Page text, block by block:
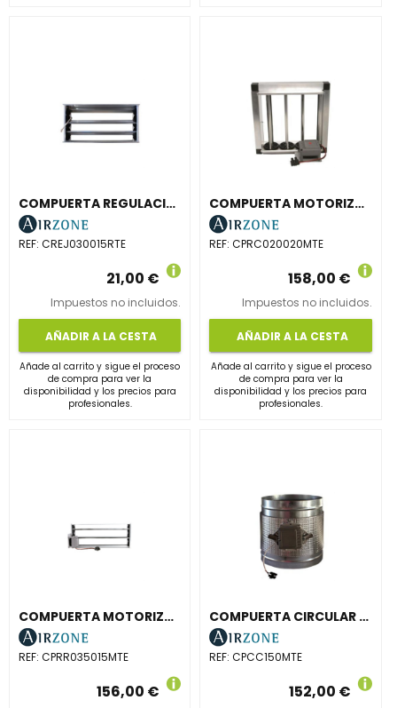
COMPUERTA REGULACIÓN CAUDAL MANUAL 300x150mm
REF: CREJ030015RTE
21,00 €
Impuestos no incluidos.
AÑADIR A LA CESTA
Añade al carrito y sigue el proceso
de compra para ver la
disponibilidad y los precios para
profesionales.
COMPUERTA MOTORIZADA RECTANGULAR CONDUCTO 200x200mm
REF:CPRC020020MTE
158,00 €
Impuestos no incluidos.
AÑADIR A LA CESTA
Añade al carrito y sigue el proceso
de compra para ver la
disponibilidad y los precios para
profesionales.
COMPUERTA MOTORIZADA DE REJILLA 350x150mm
REF: CPRR035015MTE
156,00 €
COMPUERTA CIRCULAR MOTORIZADA 150mm
REF:CPCC150MTE
152,00 €